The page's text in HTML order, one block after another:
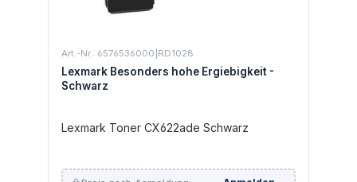
Art.-Nr.: 6576536000|RD1028
Lexmark Besonders hohe Ergiebigkeit -
Schwarz
Lexmark Toner CX622ade Schwarz